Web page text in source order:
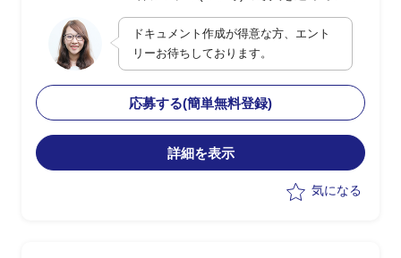
状況
・二つのフェーズに分けて実施してお
り、現在二次フェーズの総合テストを対
応中
・PMOマネジメント要員として、総合テ
スト対応のフォロー及び進捗管理支援
ドキュメント作成が得意な方、エント
リーお待ちしております。
応募する(簡単無料登録)
詳細を表示
気になる